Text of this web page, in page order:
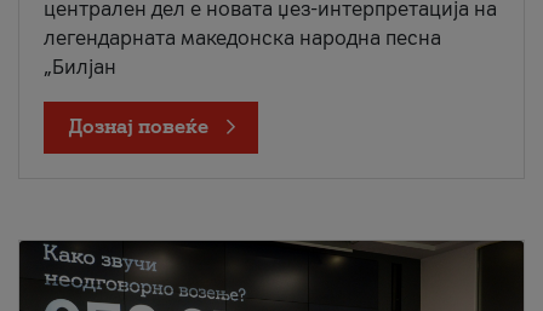
централен дел е новата џез-интерпретација на
легендарната македонска народна песна
„Билјан
Дознај повеќе